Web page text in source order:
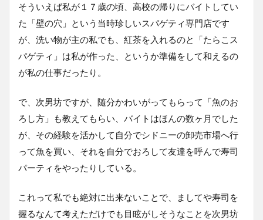
そういえば私が１７歳の頃、高校の帰りにバイトしてい
た「壁の穴」という当時珍しいスパゲティ専門店です
が、洗い物が主の私でも、紅茶を入れるのと「たらこス
パゲティ」は私が作った、というか準備をして和えるの
が私の仕事だったり。
で、次男坊ですが、随分かわいがってもらって「魚のお
ろし方」も教えてもらい、バイトはほんの数ヶ月でした
が、その経験を活かして自分でシドニーの卸売市場へ行
って魚を買い、それを自分でおろして友達を呼んで寿司
パーティをやったりしている。
これって私でも絶対に出来ないことで、ましてや寿司を
握るなんて考えただけでも目眩がしそうなことを次男坊